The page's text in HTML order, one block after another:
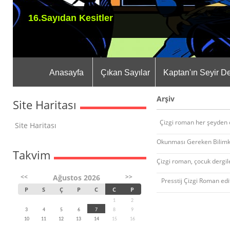
16.Sayıdan Kesitler
Anasayfa Çıkan Sayılar Kaptan'ın Seyir
Site Haritası
Site Haritası
Takvim
<< Ağustos 2026 >>
P S Ç P C C P
1
2
3
4 5 6 7 8
9
10
11 12 13 14 15
16
Arşiv
Çizgi roman her şeyden
Okunması Gereken
Çizgi roman, çocuk
Presstij Çizgi Roman